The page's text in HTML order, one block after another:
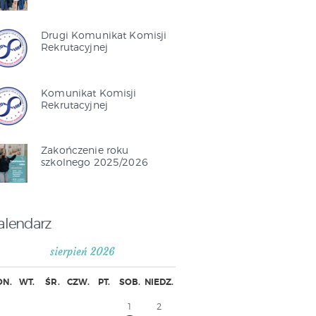
Drugi Komunikat Komisji
Rekrutacyjnej
Komunikat Komisji
Rekrutacyjnej
Zakończenie roku
szkolnego 2025/2026
sierpień 2026
WT. ŚR. CZW. PT. SOB. NIEDZ.
1 2